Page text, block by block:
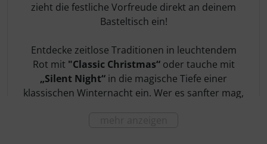
zieht die festliche Vorfreude direkt an deinem
Basteltisch ein!
Entdecke zeitlose Traditionen in leuchtendem
Rot mit "Classic Christmas“oder tauche mit
„Silent Night“ in die magische Tiefe einer
klassischen Winternacht ein. Wer es sanfter mag,